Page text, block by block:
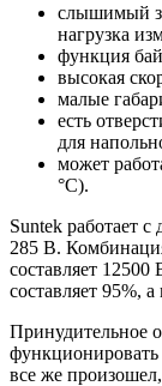
слышимый
нагрузка
функция
высокая
малые
есть
для
может
°С).
Suntek работает
285 В.
составляет
составляет 95%,
Принудительное
функционировать
все же